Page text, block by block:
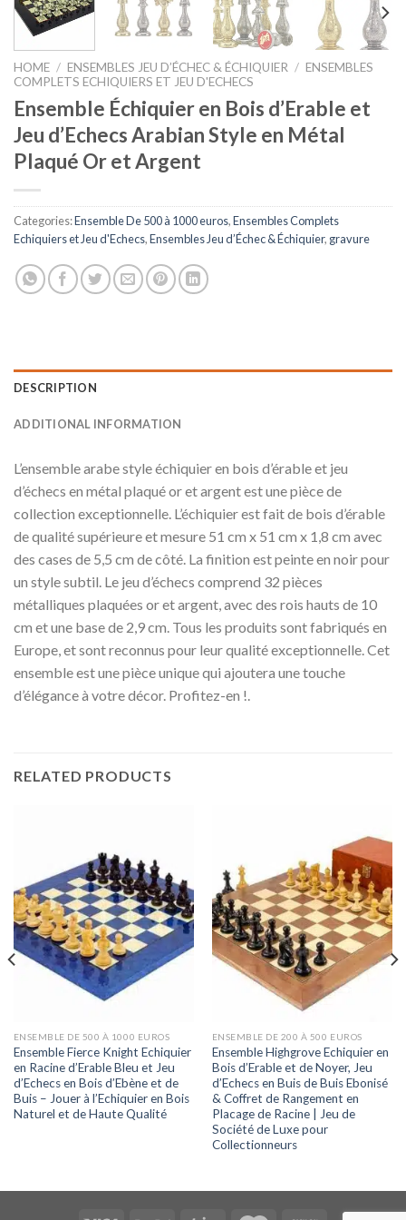
HOME / ENSEMBLES JEU D’ÉCHEC & ÉCHIQUIER / ENSEMBLES
COMPLETS ECHIQUIERS ET JEU D'ECHECS
Ensemble Échiquier en Bois d’Erable et
Jeu d’Echecs Arabian Style en Métal
Plaqué Or et Argent
Categories:Ensemble De 500 à 1000 euros,Ensembles Complets
Echiquiers et Jeu d'Echecs,Ensembles Jeu d’Échec & Échiquier, gravure
DESCRIPTION
ADDITIONAL INFORMATION
L’ensemble arabe style échiquier en bois d’érable et jeu
d’échecs en métal plaqué or et argent est une pièce de
collection exceptionnelle. L’échiquier est fait de bois d’érable
de qualité supérieure et mesure 51 cm x 51 cm x 1,8 cm avec
des cases de 5,5 cm de côté. La finition est peinte en noir pour
un style subtil. Le jeu d’échecs comprend 32 pièces
métalliques plaquées or et argent, avec des rois hauts de 10
cm et une base de 2,9 cm. Tous les produits sont fabriqués en
Europe, et sont reconnus pour leur qualité exceptionnelle. Cet
ensemble est une pièce unique qui ajoutera une touche
d’élégance à votre décor. Profitez-en !.
RELATED PRODUCTS
ENSEMBLE DE 500 À 1000 EUROS
Ensemble Fierce Knight Echiquier
en Racine d’Erable Bleu et Jeu
d’Echecs en Bois d’Ebène et de
Buis – Jouer à l’Echiquier en Bois
Naturel et de Haute Qualité
ENSEMBLE DE 200 À 500 EUROS
Ensemble Highgrove Echiquier en
Bois d’Erable et de Noyer, Jeu
d’Echecs en Buis de Buis Ebonisé
& Coffret de Rangement en
Placage de Racine | Jeu de
Société de Luxe pour
Collectionneurs